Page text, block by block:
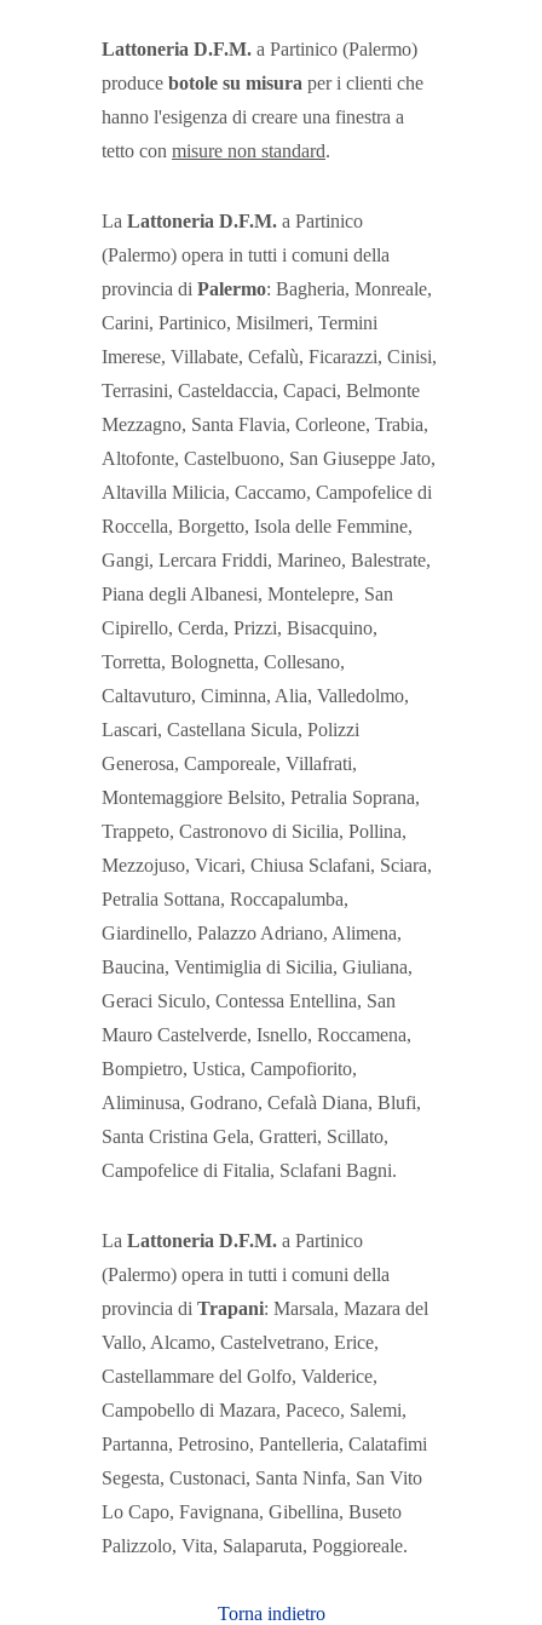
Lattoneria D.F.M. a Partinico (Palermo)
produce botole su misura per i clienti che
hanno l'esigenza di creare una finestra a
tetto con misure non standard.
La Lattoneria D.F.M. a Partinico
(Palermo) opera in tutti i comuni della
provincia di Palermo: Bagheria, Monreale,
Carini, Partinico, Misilmeri, Termini
Imerese, Villabate, Cefalù, Ficarazzi, Cinisi,
Terrasini, Casteldaccia, Capaci, Belmonte
Mezzagno, Santa Flavia, Corleone, Trabia,
Altofonte, Castelbuono, San Giuseppe Jato,
Altavilla Milicia, Caccamo, Campofelice di
Roccella, Borgetto, Isola delle Femmine,
Gangi, Lercara Friddi, Marineo, Balestrate,
Piana degli Albanesi, Montelepre, San
Cipirello, Cerda, Prizzi, Bisacquino,
Torretta, Bolognetta, Collesano,
Caltavuturo, Ciminna, Alia, Valledolmo,
Lascari, Castellana Sicula, Polizzi
Generosa, Camporeale, Villafrati,
Montemaggiore Belsito, Petralia Soprana,
Trappeto, Castronovo di Sicilia, Pollina,
Mezzojuso, Vicari, Chiusa Sclafani, Sciara,
Petralia Sottana, Roccapalumba,
Giardinello, Palazzo Adriano, Alimena,
Baucina, Ventimiglia di Sicilia, Giuliana,
Geraci Siculo, Contessa Entellina, San
Mauro Castelverde, Isnello, Roccamena,
Bompietro, Ustica, Campofiorito,
Aliminusa, Godrano, Cefalà Diana, Blufi,
Santa Cristina Gela, Gratteri, Scillato,
Campofelice di Fitalia, Sclafani Bagni.
La Lattoneria D.F.M. a Partinico
(Palermo) opera in tutti i comuni della
provincia di Trapani: Marsala, Mazara del
Vallo, Alcamo, Castelvetrano, Erice,
Castellammare del Golfo, Valderice,
Campobello di Mazara, Paceco, Salemi,
Partanna, Petrosino, Pantelleria, Calatafimi
Segesta, Custonaci, Santa Ninfa, San Vito
Lo Capo, Favignana, Gibellina, Buseto
Palizzolo, Vita, Salaparuta, Poggioreale.
Torna indietro